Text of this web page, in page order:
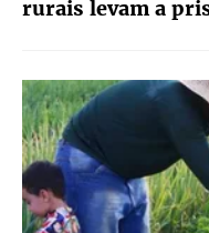
rurais levam a